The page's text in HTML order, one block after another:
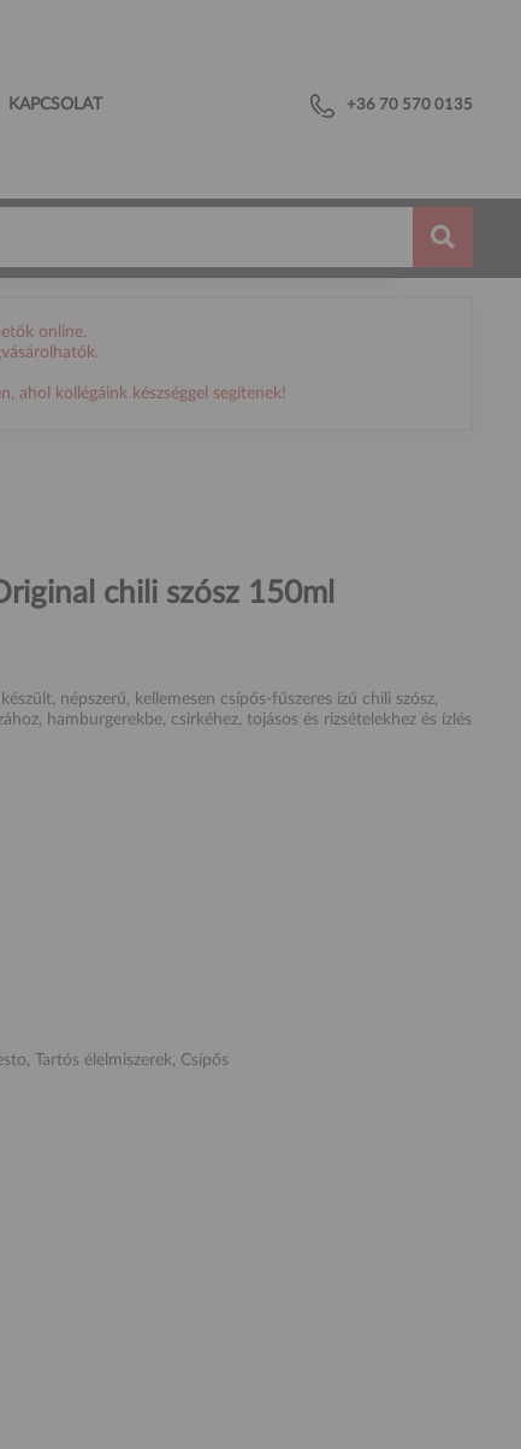
KAPCSOLAT +36 70 570 0135
online.
ahol kollégáink készséggel segítenek!
chili szósz 150ml
népszerű, kellemesen csípős-fűszeres ízű chili szósz,
hamburgerekbe, csirkéhez, tojásos és rizsételekhez és ízlés
Tartós élelmiszerek, Csípős